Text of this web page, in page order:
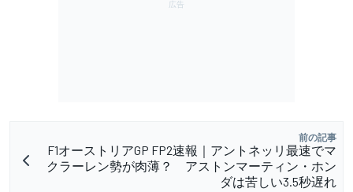
前の記事
F1オーストリアGP FP2速報｜アントネッリ最速でマ
クラーレン勢が肉薄？ アストンマーティン・ホン
ダは苦しい3.5秒遅れ